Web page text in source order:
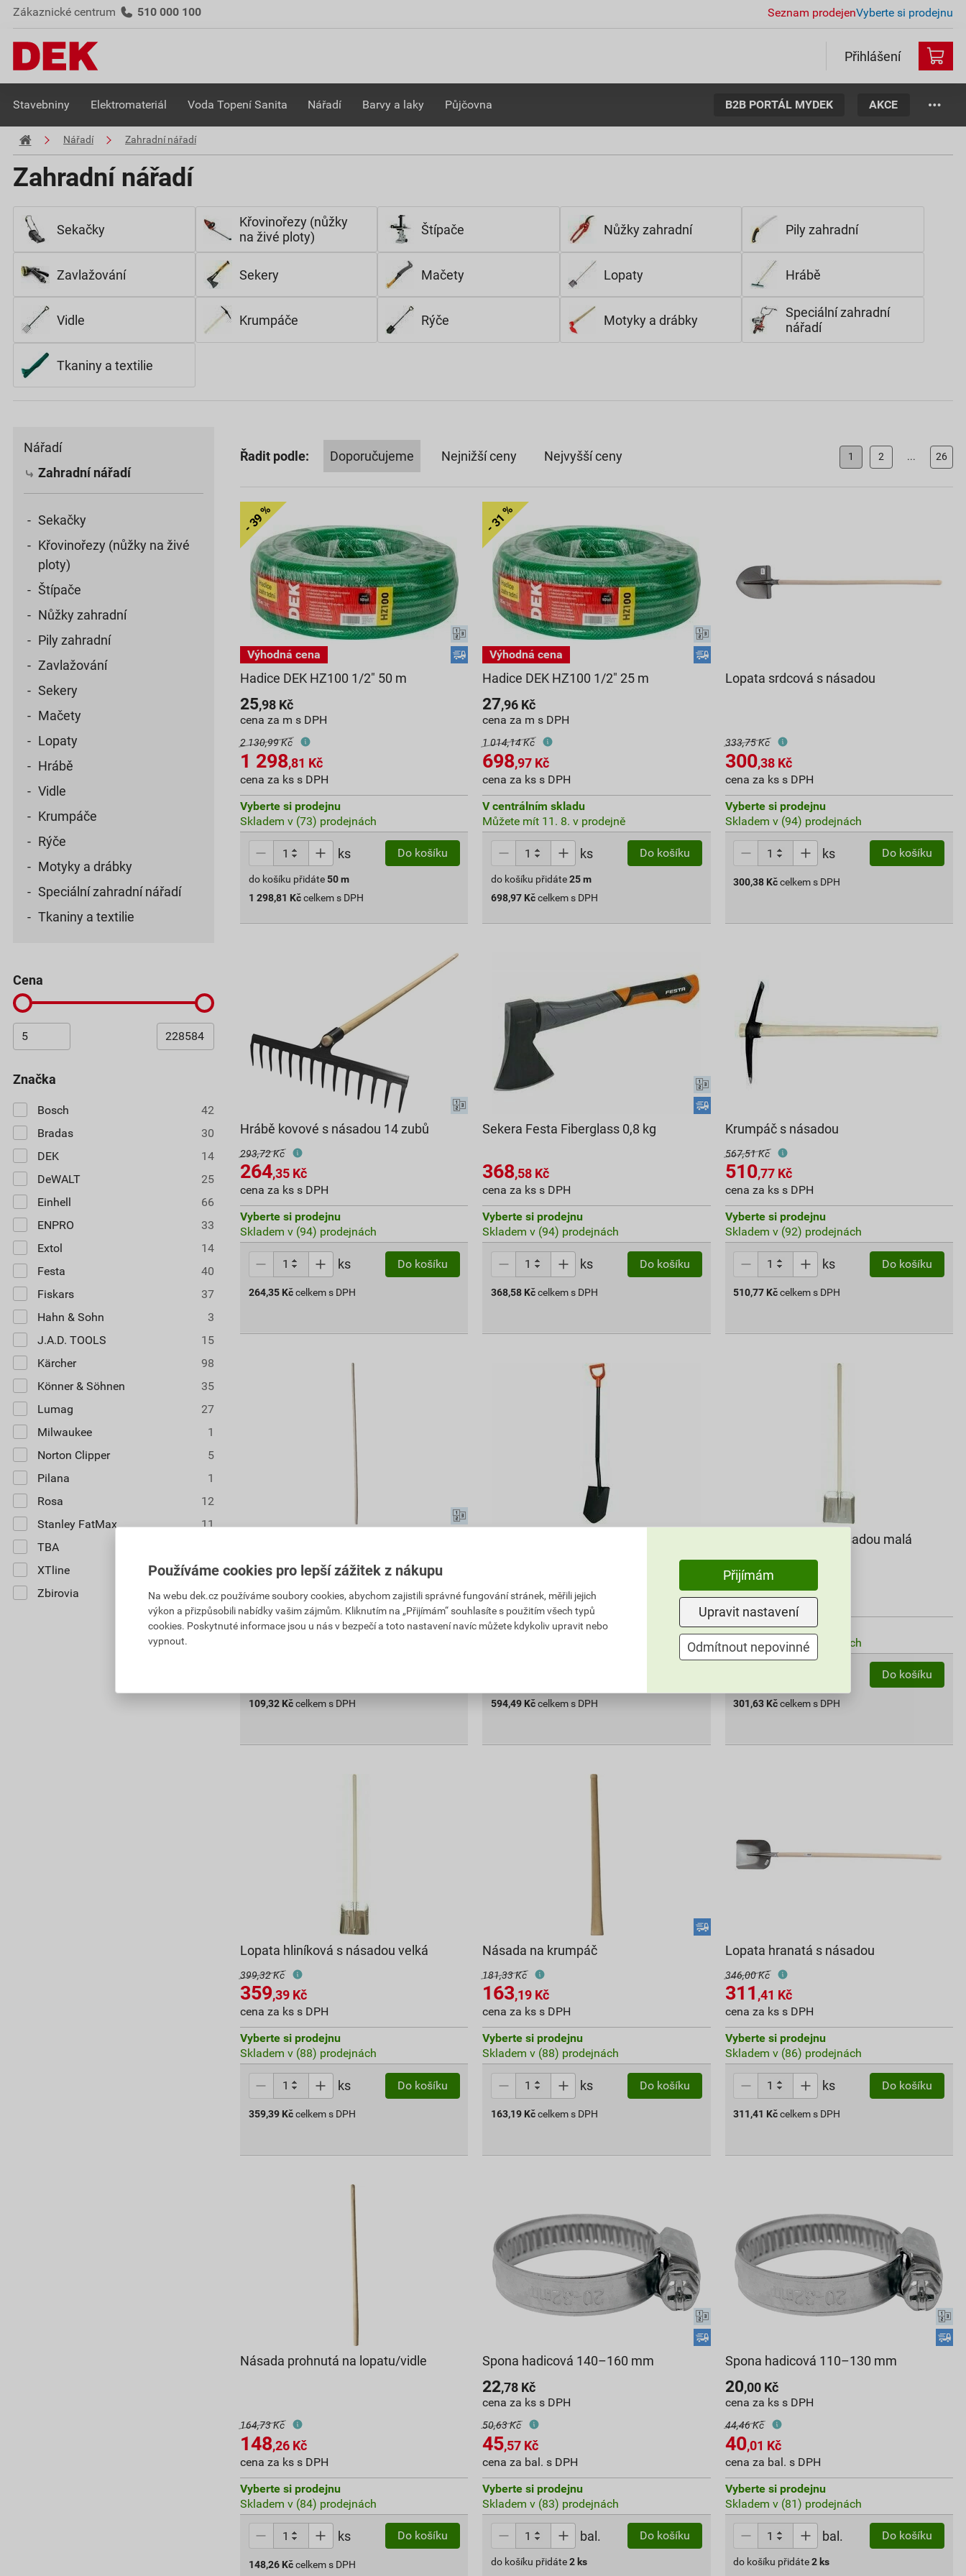
Zákaznické centrum 510 000 100 Seznam prodejenVyberte si prodejnu
Přihlášení
Stavebniny Elektromateriál Voda Topení Sanita Nářadí Barvy a laky Půjčovna B2B PORTÁL MYDEK AKCE
Nářadí Zahradní nářadí
Zahradní nářadí
Sekačky
Křovinořezy (nůžky
na živé ploty)
Štípače Nůžky zahradní Pily zahradní
Zavlažování Sekery Mačety Lopaty Hrábě
Vidle Krumpáče Rýče Motyky a drábky
Speciální zahradní
nářadí
Tkaniny a textilie
Nářadí
Zahradní nářadí
Sekačky
Křovinořezy (nůžky na živé
ploty)
Štípače
Nůžky zahradní
Pily zahradní
Zavlažování
Sekery
Mačety
Lopaty
Hrábě
Vidle
Krumpáče
Rýče
Motyky a drábky
Speciální zahradní nářadí
Tkaniny a textilie
značka
Bosch
42
Bradas
30
DEK
14
DeWALT
25
Einhell
66
ENPRO
33
Extol
14
Festa
40
Fiskars
37
Hahn & Sohn
3
J.A.D. TOOLS
15
Kärcher
98
Könner & Söhnen
35
Lumag
27
Milwaukee
1
Norton Clipper
5
Pilana
1
Rosa
12
Stanley FatMax
11
TBA
XTline
3
Zbirovia
9
cena
Řadit podle: Doporučujeme Nejnižší ceny Nejvyšší ceny 1 2 ... 26
Hadice DEK HZ100 1/2" 50 m
25,98 Kč
cena za m s DPH
2 130,99 Kč
1 298,81 Kč
cena za ks s DPH
Vyberte si prodejnu
Skladem v (73) prodejnách
ks Do košíku
do košíku přidáte 50 m
1 298,81 Kč celkem s DPH
Hadice DEK HZ100 1/2" 25 m
27,96 Kč
cena za m s DPH
1 014,14 Kč
698,97 Kč
cena za ks s DPH
V centrálním skladu
Můžete mít 11. 8. v prodejně
ks Do košíku
do košíku přidáte25m
698,97 Kčcelkem s DPH
Lopata srdcová s násadou
333,75 Kč
300,38Kč
cena za ks s DPH
Vyberte si prodejnu
Skladem v (94) prodejnách
ks Do košíku
300,38 Kč celkem s DPH
Hrábě kovové s násadou 14 zubů
293,72 Kč
264,35 Kč
cena za ks s DPH
Vyberte si prodejnu
Skladem v (94) prodejnách
ks Do košíku
264,35 Kč celkem s DPH
Sekera Festa Fiberglass 0,8 kg
368,58 Kč
cena za ks s DPH
Vyberte si prodejnu
Skladem v (94) prodejnách
ks Do košíku
368,58 Kčcelkem s DPH
Krumpáč s násadou
567,51 Kč
510,77Kč
cena za ks s DPH
Vyberte si prodejnu
Skladem v (92) prodejnách
ks Do košíku
510,77 Kč celkem s DPH
121,47 Kč
109
cena za ks s DPH
Vyberte si prodejnu
109,32 Kč celkem s DPH
cena za ks s DPH
Vyberte si prodejnu
594,49 Kčcelkem s DPH
Lopata hliníková s násadou malá
301,63
cena za ks s DPH
Vyberte si prodejnu
Skladem v (88) prodejnách
Do košíku
301,63 Kč celkem s DPH
Lopata hliníková s násadou velká
399,32 Kč
359,39 Kč
cena za ks s DPH
Vyberte si prodejnu
Skladem v (88) prodejnách
ks Do košíku
359,39 Kč celkem s DPH
Násada na krumpáč
181,33 Kč
163,19 Kč
cena za ks s DPH
Vyberte si prodejnu
Skladem v (88) prodejnách
ks Do košíku
163,19 Kčcelkem s DPH
Lopata hranatá s násadou
346,00 Kč
311 ,41 Kč
cena za ks s DPH
Vyberte si prodejnu
Skladem v (86) prodejnách
ks Do košíku
311,41 Kč celkem s DPH
Násada prohnutá na lopatu/vidle
164,73 Kč
148,26 Kč
cena za ks s DPH
Vyberte si prodejnu
Skladem v (84) prodejnách
ks Do košíku
148,26 Kč celkem s DPH
Spona hadicová 140–160 mm
22,78 Kč
cena za ks s DPH
50,63 Kč
45,57 Kč
cena za bal. s DPH
Vyberte si prodejnu
Skladem v (83) prodejnách
bal. Do košíku
do košíku přidáte2 ks
Spona hadicová 110–130 mm
20,00Kč
cena za ks s DPH
44,46 Kč
40,01 Kč
cena za bal. s DPH
Vyberte si prodejnu
Skladem v (81) prodejnách
bal. Do košíku
do košíku přidáte 2 ks
Používáme cookies pro lepší zážitek z nákupu
Na webu dek.cz používáme soubory cookies, abychom zajistili správné fungování stránek, měřili jejich
výkon a přizpůsobili nabídky vašim zájmům. Kliknutím na „Přijímám“ souhlasíte s použitím všech typů
cookies. Poskytnuté informace jsou u nás v bezpečí a toto nastavení navíc můžete kdykoliv upravit nebo
vypnout.
Přijímám
Upravit nastavení
Odmítnout nepovinné